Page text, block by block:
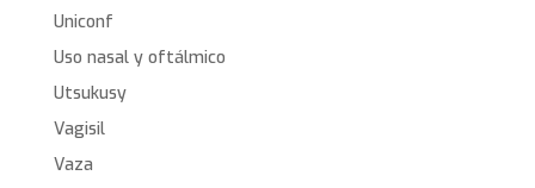
Uniconf
Uso nasal y oftálmico
Utsukusy
Vagisil
Vaza